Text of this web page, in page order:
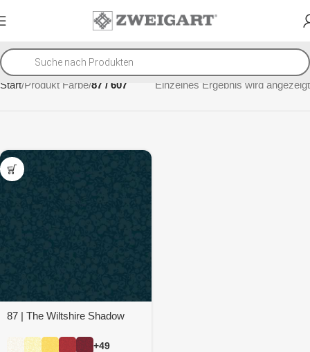
Start Produkt Farbe 87 / 607 Einzelnes Ergebnis wird angezeigt
87 | The Wiltshire Shadow
+49